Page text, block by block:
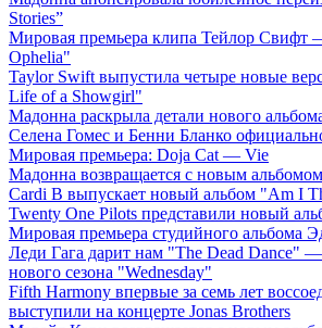
Stories”
Мировая премьера клипа Тейлор Свифт
Ophelia"
Taylor Swift выпустила четыре новые
Life of a Showgirl"
Мадонна раскрыла детали нового
Селена Гомес и Бенни Бланко
Мировая премьера: Doja Cat — Vie
Мадонна возвращается с новым альбомом
Cardi B выпускает новый альбом "Am I
Twenty One Pilots представили новый
Мировая премьера студийного альбома
Леди Гага дарит нам "The Dead Dance"
нового сезона "Wednesday"
Fifth Harmony впервые за семь лет
выступили на концерте Jonas Brothers